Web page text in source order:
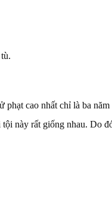
cao nhất chỉ là ba
này rất giống nhau. Do
giả: Luật